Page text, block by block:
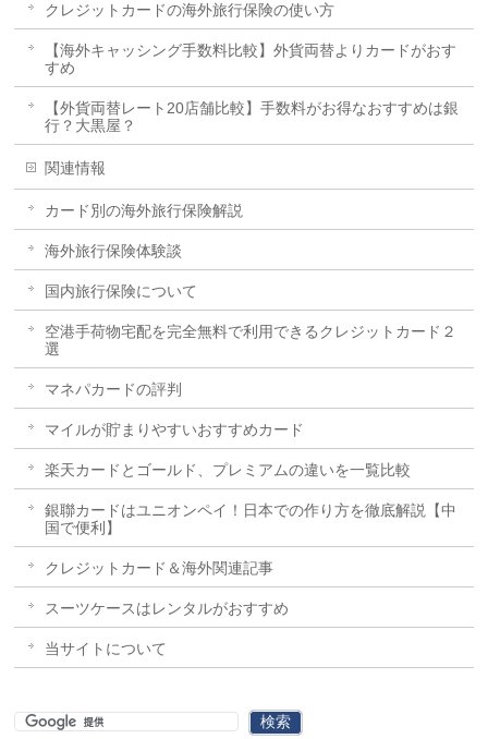
クレジットカードの海外旅行保険の使い方
【海外キャッシング手数料比較】外貨両替よりカードがおす
すめ
【外貨両替レート20店舗比較】手数料がお得なおすすめは銀
行？大黒屋？
関連情報
カード別の海外旅行保険解説
海外旅行保険体験談
国内旅行保険について
空港手荷物宅配を完全無料で利用できるクレジットカード２
選
マネパカードの評判
マイルが貯まりやすいおすすめカード
楽天カードとゴールド、プレミアムの違いを一覧比較
銀聯カードはユニオンペイ！日本での作り方を徹底解説【中
国で便利】
クレジットカード＆海外関連記事
スーツケースはレンタルがおすすめ
当サイトについて